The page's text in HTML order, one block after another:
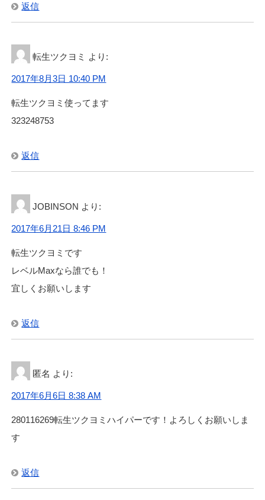
返信
転生ツクヨミ より:
2017年8月3日 10:40 PM
転生ツクヨミ使ってます
323248753
返信
JOBINSON より:
2017年6月21日 8:46 PM
転生ツクヨミです
レベルMaxなら誰でも！
宜しくお願いします
返信
匿名 より:
2017年6月6日 8:38 AM
280116269転生ツクヨミハイパーです！よろしくお願いしま
す
返信